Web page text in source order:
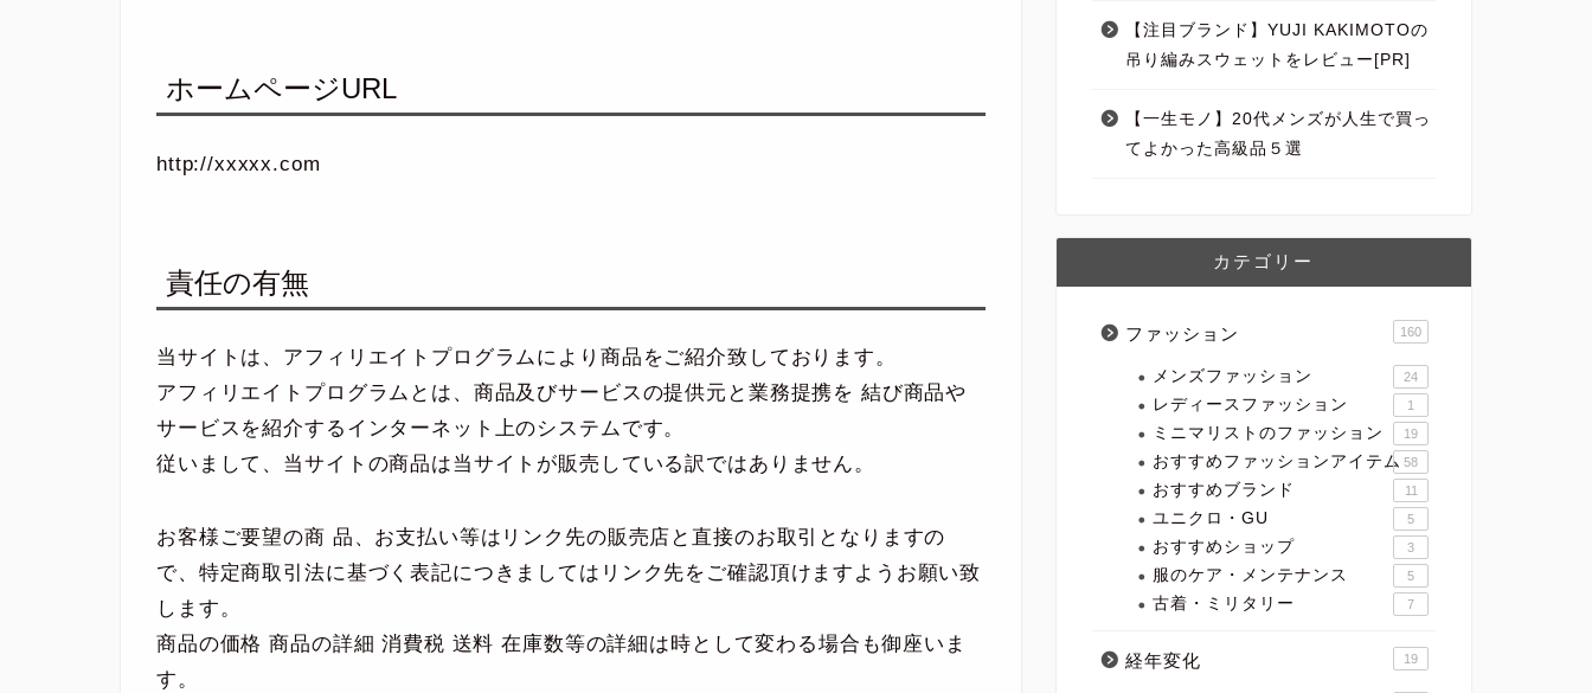
ホームページURL
http://xxxxx.com
責任の有無
当サイトは、アフィリエイトプログラムにより商品をご紹介致しております。
アフィリエイトプログラムとは、商品及びサービスの提供元と業務提携を 結び商品や
サービスを紹介するインターネット上のシステムです。
従いまして、当サイトの商品は当サイトが販売している訳ではありません。
お客様ご要望の商 品、お支払い等はリンク先の販売店と直接のお取引となりますの
で、特定商取引法に基づく表記につきましてはリンク先をご確認頂けますようお願い致
します。
商品の価格 商品の詳細 消費税 送料 在庫数等の詳細は時として変わる場合も御座いま
す。
【注目ブランド】YUJI KAKIMOTOの
吊り編みスウェットをレビュー[PR]
【一生モノ】20代メンズが人生で買っ
てよかった高級品５選
カテゴリー
ファッション 160
メンズファッション 24
レディースファッション 1
ミニマリストのファッション 19
おすすめファッションアイテム 58
おすすめブランド 11
ユニクロ・GU 5
おすすめショップ 3
服のケア・メンテナンス 5
古着・ミリタリー 7
経年変化 19